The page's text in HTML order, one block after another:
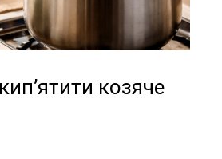
козяче